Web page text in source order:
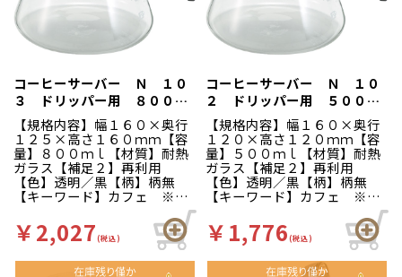
コーヒーサーバー Ｎ １０
３ ドリッパー用 ８００ｃ
ｃ
【規格内容】幅１６０×奥行
１２５×高さ１６０ｍｍ【容
量】８００ｍｌ【材質】耐熱
ガラス【補足２】再利用
【色】透明／黒【柄】柄無
【キーワード】カフェ ※直
い。
￥2,027(税込)
コーヒーサーバー Ｎ １０
２ ドリッパー用 ５００ｃ
ｃ
【規格内容】幅１６０×奥行
１２０×高さ１２０ｍｍ【容
量】５００ｍｌ【材質】耐熱
ガラス【補足２】再利用
【色】透明／黒【柄】柄無
【キーワード】カフェ ※直
い。
￥1,776(税込)